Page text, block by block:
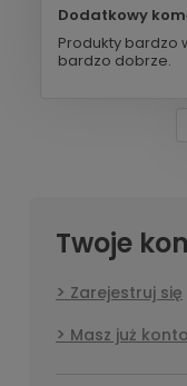
Dodatkowy
Produkty bardzo
bardzo dobrze.
Twoje
Zarejestruj się
Masz już